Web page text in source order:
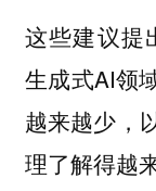
这些建议提
生成式AI领
越来越少，
理了解得越